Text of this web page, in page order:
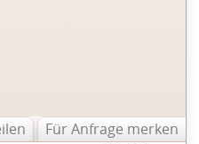
Für Anfrage merken